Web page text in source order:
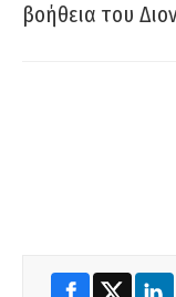
βοήθεια του